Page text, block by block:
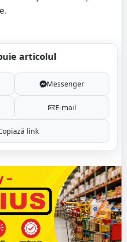
articolul
Messenger
E-mail
link